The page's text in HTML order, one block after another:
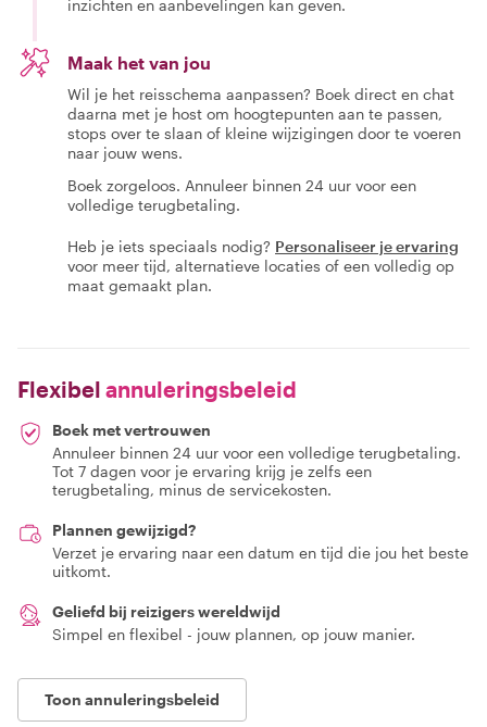
inzichten en aanbevelingen kan geven.
Maak het van jou
Wil je het reisschema aanpassen? Boek direct en chat
daarna met je host om hoogtepunten aan te passen,
stops over te slaan of kleine wijzigingen door te voeren
naar jouw wens.
Boek zorgeloos. Annuleer binnen 24 uur voor een
volledige terugbetaling.
Heb je iets speciaals nodig? Personaliseer je ervaring
voor meer tijd, alternatieve locaties of een volledig op
maat gemaakt plan.
Flexibel annuleringsbeleid
Boek met vertrouwen
Annuleer binnen 24 uur voor een volledige terugbetaling.
Tot 7 dagen voor je ervaring krijg je zelfs een
terugbetaling, minus de servicekosten.
Plannen gewijzigd?
Verzet je ervaring naar een datum en tijd die jou het beste
uitkomt.
Geliefd bij reizigers wereldwijd
Simpel en flexibel - jouw plannen, op jouw manier.
Toon annuleringsbeleid